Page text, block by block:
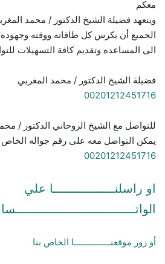
معكم
ويتعهد فضيلة الشيخ الدكتور / محمد
الجميع أن يكرس كل طاقاته ووقته
الى المساعده وتقديم كافة التسهيلات
فضيلة الشيخ الدكتور / محمد المغربي
00201212451716
للتواصل مع الشيخ الروحاني الدكتور /
يمكن التواصل معه على رقم جواله
00201212451716
او راسلنـــــــــــــــــا علي
أو زور موقعنـــــــــــــــا الخاص بنا